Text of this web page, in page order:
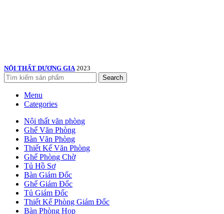
NỘI THẤT DƯƠNG GIA 2023
Search
Menu
Categories
Nội thất văn phòng
Ghế Văn Phòng
Bàn Văn Phòng
Thiết Kế Văn Phòng
Ghế Phòng Chờ
Tủ Hồ Sơ
Bàn Giám Đốc
Ghế Giám Đốc
Tủ Giám Đốc
Thiết Kế Phòng Giám Đốc
Bàn Phòng Họp